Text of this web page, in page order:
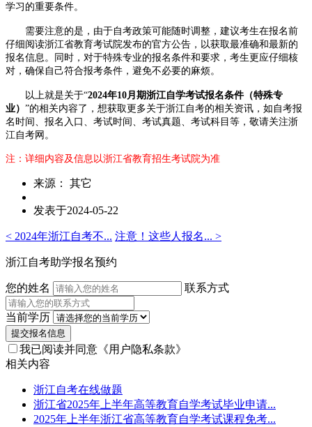
学习的重要条件。
需要注意的是，由于自考政策可能随时调整，建议考生在报名前
仔细阅读浙江省教育考试院发布的官方公告，以获取最准确和最新的
报名信息。同时，对于特殊专业的报名条件和要求，考生更应仔细核
对，确保自己符合报考条件，避免不必要的麻烦。
以上就是关于“2024年10月期浙江自学考试报名条件（特殊专
业） ”的相关内容了，想获取更多关于浙江自考的相关资讯，如自考报
名时间、报名入口、考试时间、考试真题、考试科目等，敬请关注浙
江自考网。
注：详细内容及信息以浙江省教育招生考试院为准
来源： 其它
发表于2024-05-22
< 2024年浙江自考不... 注意！这些人报名... >
浙江自考助学报名预约
您的姓名 联系方式
当前学历
提交报名信息
我已阅读并同意 《用户隐私条款》
相关内容
浙江自考在线做题
浙江省2025年上半年高等教育自学考试毕业申请...
2025年上半年浙江省高等教育自学考试课程免考...